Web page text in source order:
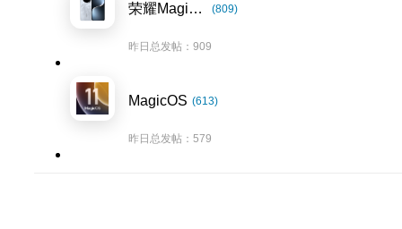
荣耀Magic7系列 (809)
昨日总发帖：909
MagicOS (613)
昨日总发帖：579